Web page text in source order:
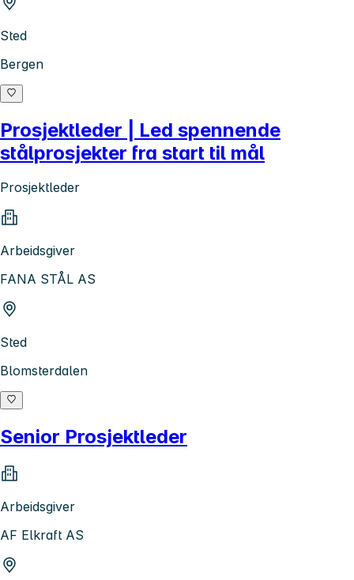
Sted
Bergen
Prosjektleder | Led spennende
stålprosjekter fra start til mål
Prosjektleder
Arbeidsgiver
FANA STÅL AS
Sted
Blomsterdalen
Senior Prosjektleder
Arbeidsgiver
AF Elkraft AS